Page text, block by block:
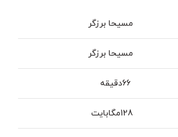
مسیحا برزگر
مسیحا برزگر
128مگابایت